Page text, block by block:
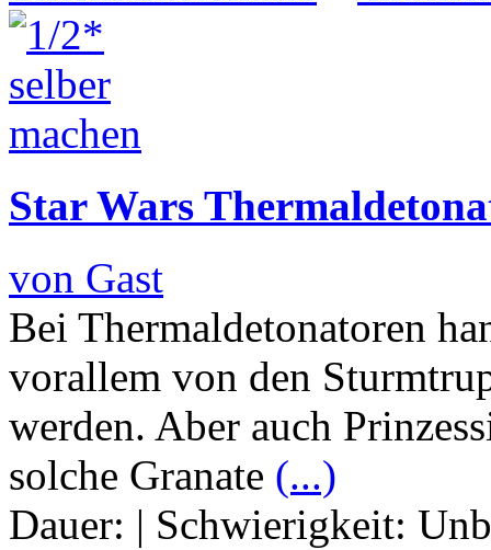
Star Wars
von Gast
Bei Thermaldetonatoren
vorallem von den
werden. Aber auch
solche Granate (...)
Dauer: | Schwierigkeit: